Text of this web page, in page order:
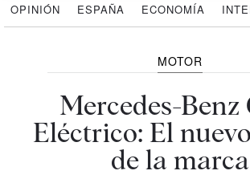
OPINIÓN ESPAÑA ECONOMÍA
MOTOR
Mercedes-Benz
Eléctrico: El
de la marca